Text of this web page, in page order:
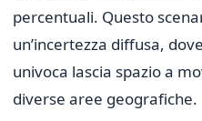
percentuali. Questo
un’incertezza diffusa,
univoca lascia spazio a
diverse aree geografiche.